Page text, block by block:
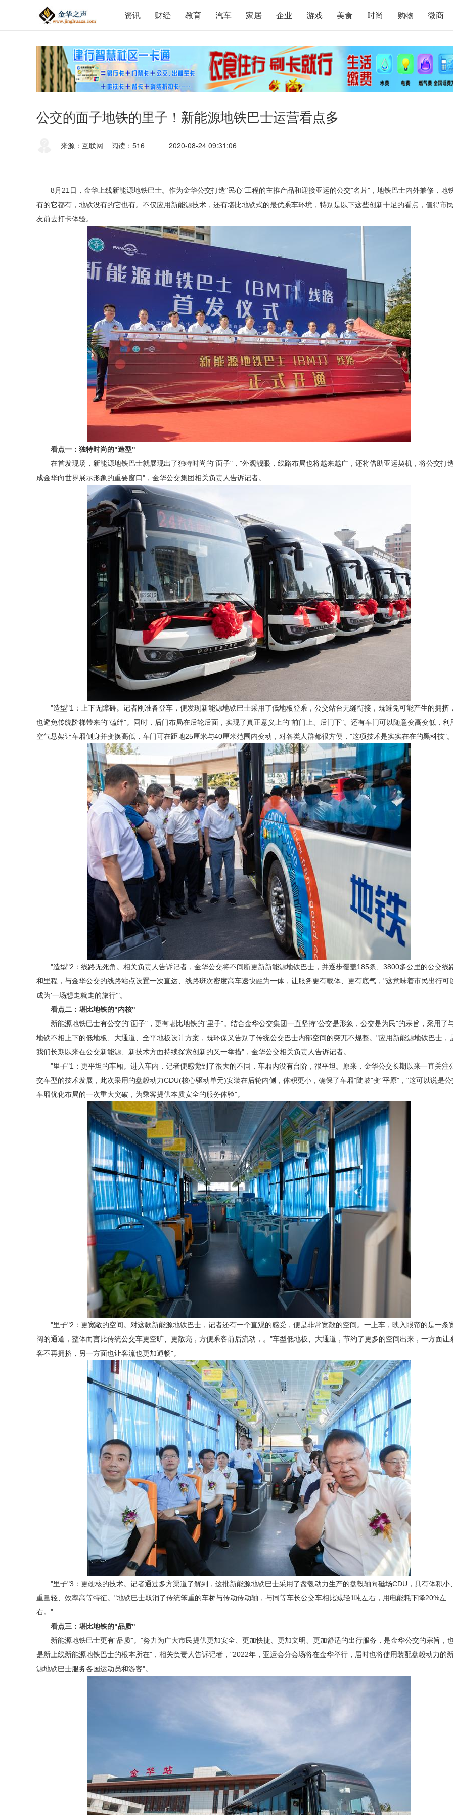
资讯 财经 教育 汽车 家居 企业 游戏 美食 时尚 购物 微商
公交的面子地铁的里子！新能源地铁巴士运营看点多
来源：互联网 阅读：516 2020-08-24 09:31:06
8月21日，金华上线新能源地铁巴士。作为金华公交打造"民心"工程的主推产品和迎接亚运的公交"名片"，地铁巴士内外兼修，地
有的它都有，地铁没有的它也有。不仅应用新能源技术，还有堪比地铁式的最优乘车环境，特别是以下这些创新十足的看点，值得市
友前去打卡体验。
看点一：独特时尚的"造型"
在首发现场，新能源地铁巴士就展现出了独特时尚的"面子"，"外观靓眼，线路布局也将越来越广，还将借助亚运契机，将公交打
成金华向世界展示形象的重要窗口"，金华公交集团相关负责人告诉记者。
"造型"1：上下无障碍。记者刚准备登车，便发现新能源地铁巴士采用了低地板登乘，公交站台无缝衔接，既避免可能产生的拥挤
也避免传统阶梯带来的"磕绊"。同时，后门布局在后轮后面，实现了真正意义上的"前门上、后门下"。还有车门可以随意变高变低，利
空气悬架让车厢侧身并变换高低，车门可在距地25厘米与40厘米范围内变动，对各类人群都很方便，"这项技术是实实在在的黑科技"
"造型"2：线路无死角。相关负责人告诉记者，金华公交将不间断更新新能源地铁巴士，并逐步覆盖185条、3800多公里的公交线
和里程，与金华公交的线路站点设置一次直达、线路班次密度高车速快融为一体，让服务更有载体、更有底气，"这意味着市民出行可
成为'一场想走就走的旅行'"。
看点二：堪比地铁的"内核"
新能源地铁巴士有公交的"面子"，更有堪比地铁的"里子"。结合金华公交集团一直坚持"公交是形象，公交是为民"的宗旨，采用了
地铁不相上下的低地板、大通道、全平地板设计方案，既环保又告别了传统公交巴士内部空间的突兀不规整。"应用新能源地铁巴士，
我们长期以来在公交新能源、新技术方面持续探索创新的又一举措"，金华公交相关负责人告诉记者。
"里子"1：更平坦的车厢。进入车内，记者便感觉到了很大的不同，车厢内没有台阶，很平坦。原来，金华公交长期以来一直关注
交车型的技术发展，此次采用的盘毂动力CDU(核心驱动单元)安装在后轮内侧，体积更小，确保了车厢"陡坡"变"平原"，"这可以说是公
车厢优化布局的一次重大突破，为乘客提供本质安全的服务体验"。
"里子"2：更宽敞的空间。对这款新能源地铁巴士，记者还有一个直观的感受，便是非常宽敞的空间。一上车，映入眼帘的是一条
阔的通道，整体而言比传统公交车更空旷、更敞亮，方便乘客前后流动，。"车型低地板、大通道，节约了更多的空间出来，一方面让
客不再拥挤，另一方面也让客流也更加通畅"。
"里子"3：更硬核的技术。记者通过多方渠道了解到，这批新能源地铁巴士采用了盘毂动力生产的盘毂轴向磁场CDU，具有体积小
重量轻、效率高等特征。"地铁巴士取消了传统笨重的车桥与传动传动轴，与同等车长公交车相比减轻1吨左右，用电能耗下降20%左
右。"
看点三：堪比地铁的"品质"
新能源地铁巴士更有"品质"。"努力为广大市民提供更加安全、更加快捷、更加文明、更加舒适的出行服务，是金华公交的宗旨，
是新上线新能源地铁巴士的根本所在"，相关负责人告诉记者，"2022年，亚运会分会场将在金华举行，届时也将使用装配盘毂动力的
源地铁巴士服务各国运动员和游客"。